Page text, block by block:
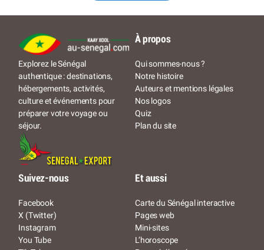
Explorez le Sénégal
authentique : destinations,
hébergements, activités,
culture et événements pour
préparer votre voyage ou
séjour.
À propos
Qui sommes-nous ?
Notre histoire
Auteurs et mentions légales
Nos logos
Quiz
Plan du site
Suivez-nous
Facebook
X (Twitter)
Instagram
You Tube
Et aussi
Carte du Sénégal interactive
Pages web
Mini-sites
L’horoscope